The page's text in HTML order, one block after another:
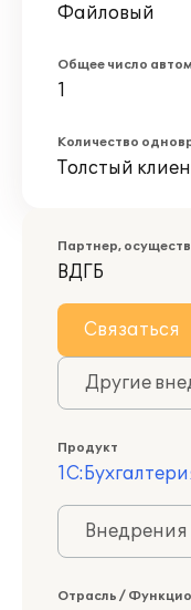
Файловый
Общее число
1
Количество
Толстый
Партнер,
ВДГБ
Связаться
Другие
Продукт
Отрасль /